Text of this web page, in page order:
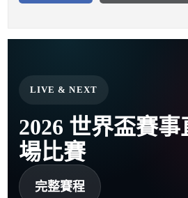
LIVE & NEXT
2026 世界盃賽
場比賽
完整賽程